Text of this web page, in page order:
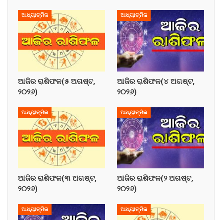
ଆଧ୍ୟାତ୍ମିକ
ଆଜିର ରାଶିଫଳ(୫ ଅଗଷ୍ଟ,
୨୦୨୬)
ଆଧ୍ୟାତ୍ମିକ
ଆଜିର ରାଶିଫଳ(୪ ଅଗଷ୍ଟ,
୨୦୨୬)
ଆଧ୍ୟାତ୍ମିକ
ଆଜିର ରାଶିଫଳ(୩ ଅଗଷ୍ଟ,
୨୦୨୬)
ଆଧ୍ୟାତ୍ମିକ
ଆଜିର ରାଶିଫଳ(୨ ଅଗଷ୍ଟ,
୨୦୨୬)
ଆଧ୍ୟାତ୍ମିକ ଆଧ୍ୟାତ୍ମିକ